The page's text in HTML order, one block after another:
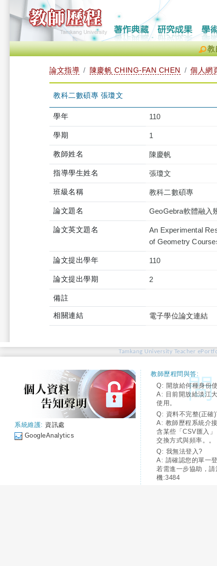
教
論文指導 陳慶帆 CHING-FAN CHEN 個人網
教科二數碩專 張瓊文
學年 110
學期 1
教師姓名 陳慶帆
指導學生姓名 張瓊文
班級名稱 教科二數碩專
論文題名 GeoGebra軟體融入
論文英文題名
An Experimental
of Geometry
論文提出學年 110
論文提出學期 2
備註
相關連結 電子學位論文連結
Tamkang University Teacher
系統維護: 資訊處
GoogleAnalytics
教師歷程問與答:
Q: 開放給何種身份
A: 目前開放給淡江
使用。
Q: 資料不完整(正確
A: 教師歷程系統介
含某些「CSV匯入
交換方式與頻率。。
Q: 我無法登入?
A: 請確認您的單一
若需進一步協助，
機:3484